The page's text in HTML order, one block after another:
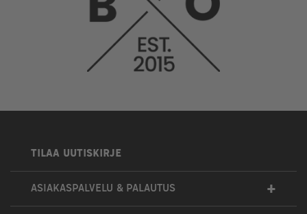
TILAA UUTISKIRJE
ASIAKASPALVELU & PALAUTUS +